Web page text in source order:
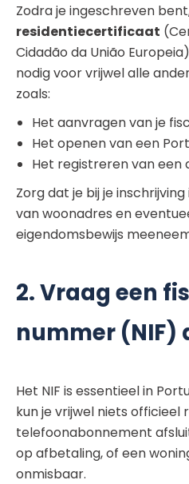
Zodra je ingeschreven
residentiecertificaat
Cidadão da União
nodig voor vrijwel alle
zoals:
Het aanvragen van je
Het openen van een
Het registreren van een
Zorg dat je bij je
van woonadres en
eigendomsbewijs
2. Vraag een
nummer (NIF)
Het NIF is essentieel in
kun je vrijwel niets officieel
telefoonabonnement
op afbetaling, of een
onmisbaar.